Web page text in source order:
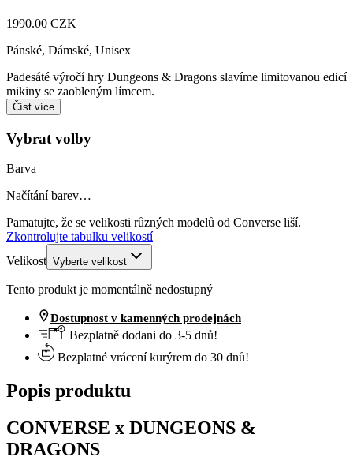
1990.00 CZK
Pánské, Dámské, Unisex
Padesáté výročí hry Dungeons & Dragons slavíme limitovanou edicí
mikiny se zaobleným límcem.
Číst více
Vybrat volby
Barva
Načítání barev…
Pamatujte, že se velikosti různých modelů od Converse liší.
Zkontrolujte tabulku velikostí
Velikost Vyberte velikost
Tento produkt je momentálně nedostupný
Dostupnost v kamenných prodejnách
Bezplatně dodani do 3-5 dnů!
Bezplatné vrácení kurýrem do 30 dnů!
Popis produktu
CONVERSE x DUNGEONS &
DRAGONS